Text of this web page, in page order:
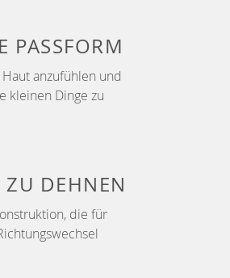
PASSFORM
anzufühlen und
kleinen Dinge zu
ZU DEHNEN
die für